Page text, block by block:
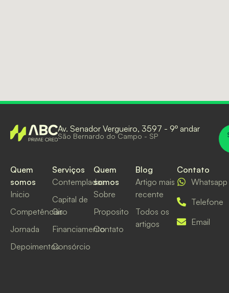
Av. Senador Vergueiro, 3597 - 9º andar
São Bernardo do Campo - SP
Quem
somos
Inicio
Competências
Jornada
Depoimentos
Serviços
Contempladas
Capital de
Giro
Financiamento
Consórcio
Quem
somos
Sobre
Proposito
Contato
Blog
Artigo mais
recente
Todos os
artigos
Contato
Whatsapp
Telefone
Email